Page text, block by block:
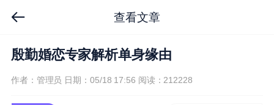
查看文章
殷勤婚恋专家解析单身缘由
作者：管理员 日期：05/18 17:56 阅读：212228